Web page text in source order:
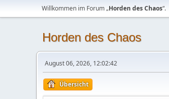
Willkommen im Forum „Horden des Chaos“.
Horden des Chaos
August 06, 2026, 12:02:42
Übersicht